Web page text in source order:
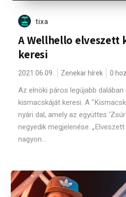
tixa
A Wellhello elveszett
keresi
2021.06.09. Zenekar hírek 0
Az elnöki páros legújabb
kismacskáját keresi. A
nyári dal, amely az együttes
negyedik megjelenése.
nagyon...